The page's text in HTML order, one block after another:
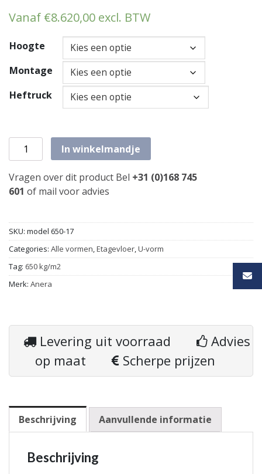
Vanaf €8.620,00 excl. BTW
Hoogte
Montage
Heftruck
Etagevloer 10,20m x 13,50m draagvermogen: 650 kg/m2
In winkelmandje
Vragen over dit product Bel +31 (0)168 745
601 of mail voor advies
SKU: model 650-17
Categories: Alle vormen,Etagevloer,U-vorm
Tag: 650 kg/m2
Merk: Anera
Levering uit voorraad
Advies
op maat
Scherpe prijzen
Beschrijving Aanvullende informatie
Beschrijving